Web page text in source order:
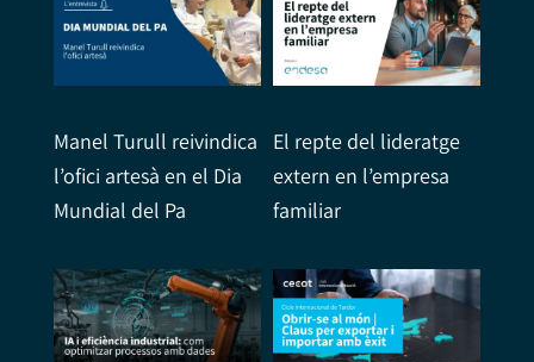
Manel Turull reivindica
l’ofici artesà en el Dia
Mundial del Pa
El repte del lideratge
extern en l’empresa
familiar